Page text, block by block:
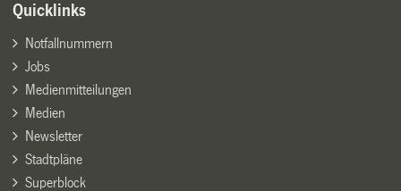
Quicklinks
Notfallnummern
Jobs
Medienmitteilungen
Medien
Newsletter
Stadtpläne
Superblock